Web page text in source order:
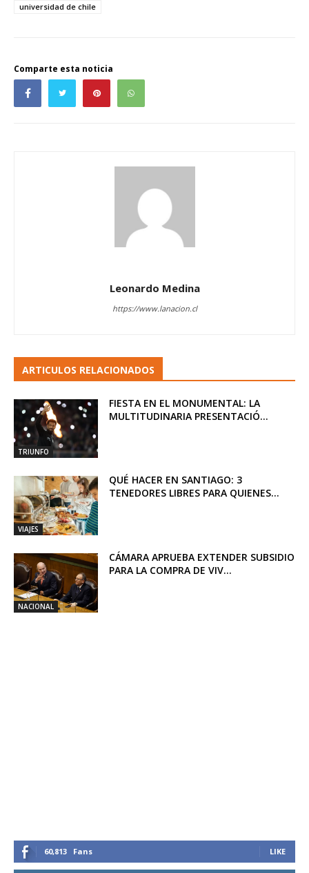
universidad de chile
Comparte esta noticia
Leonardo Medina
https://www.lanacion.cl
ARTICULOS RELACIONADOS
TRIUNFO
FIESTA EN EL MONUMENTAL: LA
MULTITUDINARIA PRESENTACIÓ...
VIAJES
QUÉ HACER EN SANTIAGO: 3
TENEDORES LIBRES PARA QUIENES...
NACIONAL
CÁMARA APRUEBA EXTENDER SUBSIDIO
PARA LA COMPRA DE VIV...
60,813 Fans LIKE